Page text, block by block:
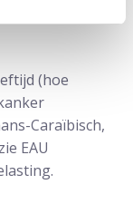
(hoe
Caraïbisch,
EAU